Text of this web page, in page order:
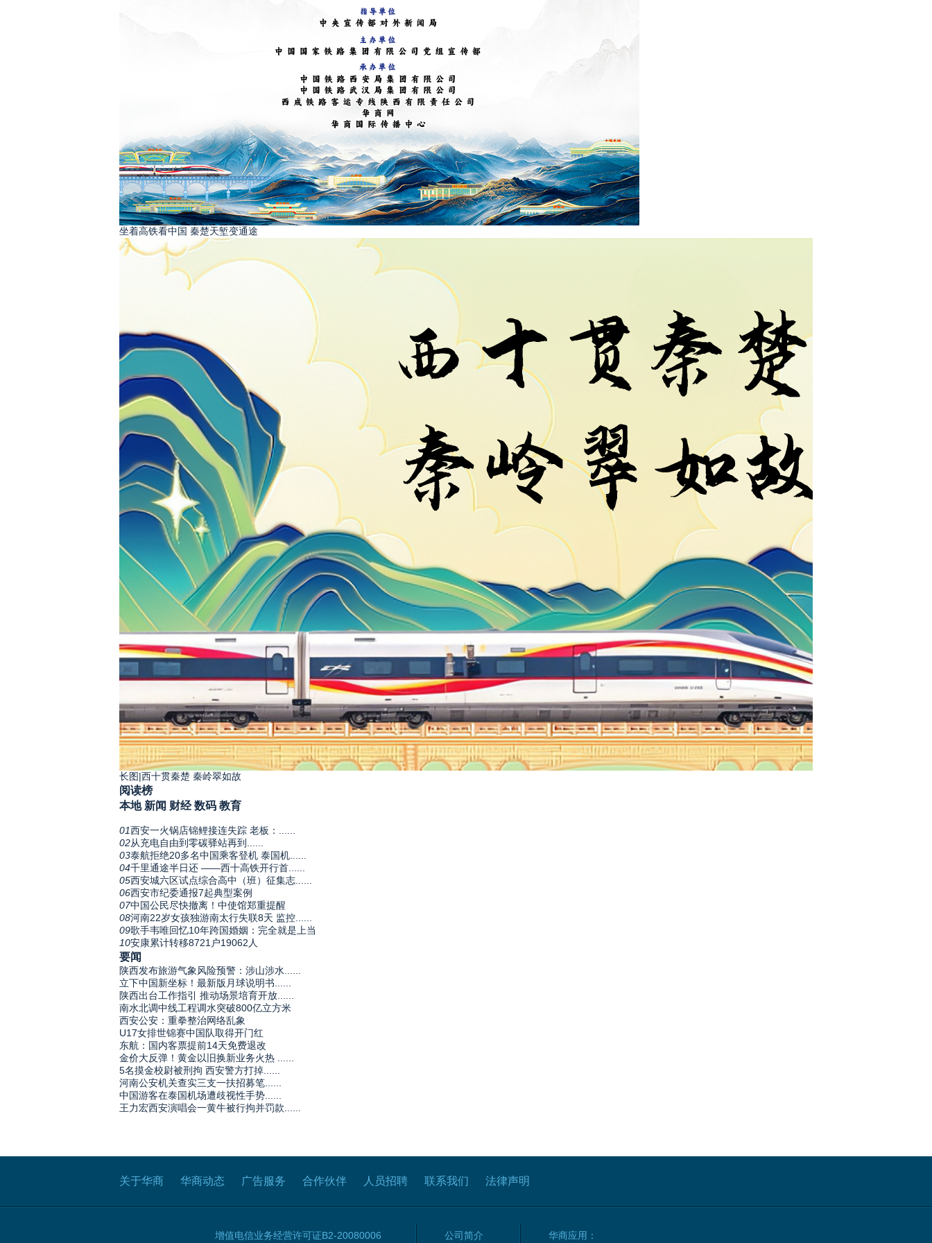
坐着高铁看中国 秦楚天堑变通途
长图|西十贯秦楚 秦岭翠如故
阅读榜
本地 新闻 财经 数码 教育
01西安一火锅店锦鲤接连失踪 老板：......
02从充电自由到零碳驿站再到......
03泰航拒绝20多名中国乘客登机 泰国机......
04千里通途半日还 ——西十高铁开行首......
05西安城六区试点综合高中（班）征集志......
06西安市纪委通报7起典型案例
07中国公民尽快撤离！中使馆郑重提醒
08河南22岁女孩独游南太行失联8天 监控......
09歌手韦唯回忆10年跨国婚姻：完全就是上当
10安康累计转移8721户19062人
要闻
陕西发布旅游气象风险预警：涉山涉水......
立下中国新坐标！最新版月球说明书......
陕西出台工作指引 推动场景培育开放......
南水北调中线工程调水突破800亿立方米
西安公安：重拳整治网络乱象
U17女排世锦赛中国队取得开门红
东航：国内客票提前14天免费退改
金价大反弹！黄金以旧换新业务火热 ......
5名摸金校尉被刑拘 西安警方打掉......
河南公安机关查实三支一扶招募笔......
中国游客在泰国机场遭歧视性手势......
王力宏西安演唱会一黄牛被行拘并罚款......
关于华商 华商动态 广告服务 合作伙伴 人员招聘 联系我们 法律声明
增值电信业务经营许可证B2-20080006 公司简介 华商应用：